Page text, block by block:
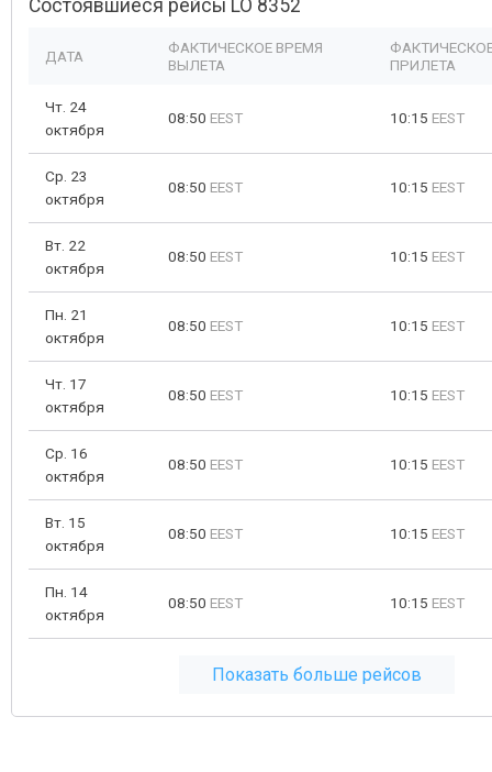
Состоявшиеся рейсы LO 8352
ДАТА
ФАКТИЧЕСКОЕ ВРЕМЯ
ВЫЛЕТА
ПРИЛЕТА
Чт. 24
октября
08:50 EEST 10:15 EEST
Ср. 23
октября
08:50 EEST 10:15 EEST
Вт. 22
октября
08:50 EEST 10:15 EEST
Пн. 21
октября
08:50 EEST 10:15 EEST
Чт. 17
октября
08:50 EEST 10:15 EEST
Ср. 16
октября
08:50 EEST 10:15 EEST
Вт. 15
октября
08:50 EEST 10:15 EEST
Пн. 14
октября
08:50 EEST 10:15 EEST
Показать больше рейсов